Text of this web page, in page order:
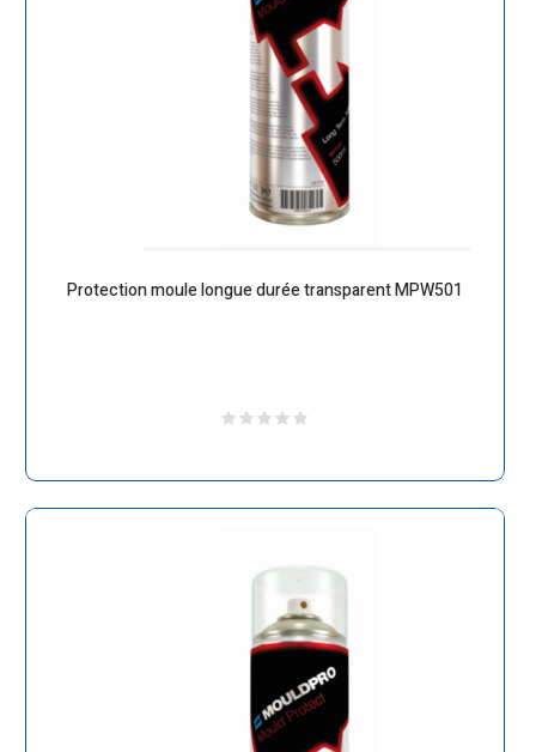
Protection moule longue durée transparent MPW501